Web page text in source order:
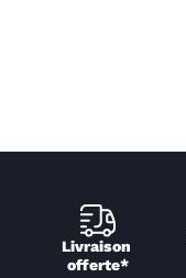
Livraison
offerte*